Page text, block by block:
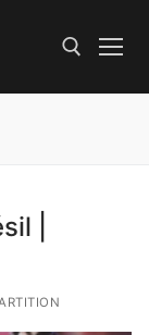
|